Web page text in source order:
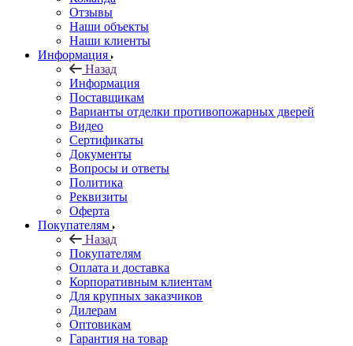
Отзывы
Наши объекты
Наши клиенты
Информация
Назад
Информация
Поставщикам
Варианты отделки противопожарных дверей
Видео
Сертификаты
Документы
Вопросы и ответы
Политика
Реквизиты
Оферта
Покупателям
Назад
Покупателям
Оплата и доставка
Корпоративным клиентам
Для крупных заказчиков
Дилерам
Оптовикам
Гарантия на товар